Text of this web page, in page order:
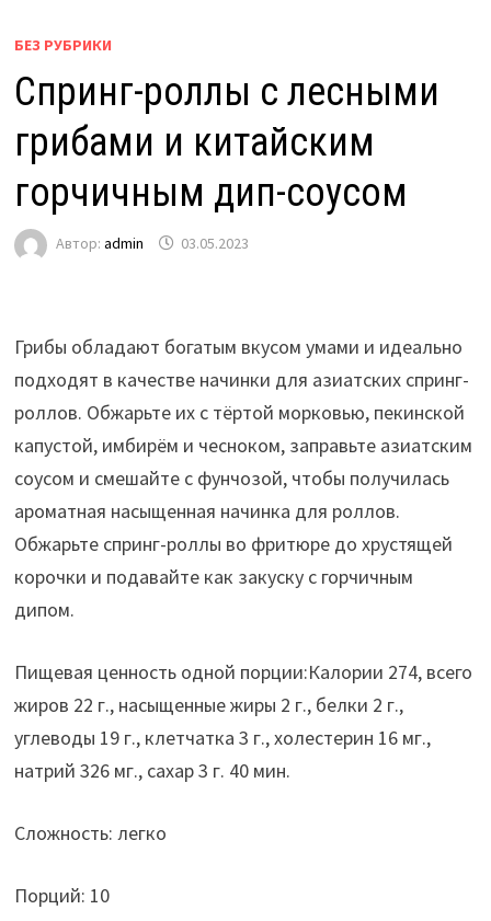
БЕЗ РУБРИКИ
Спринг-роллы с лесными
грибами и китайским
горчичным дип-соусом
Автор: admin 03.05.2023
Грибы обладают богатым вкусом умами и идеально
подходят в качестве начинки для азиатских спринг-
роллов. Обжарьте их с тёртой морковью, пекинской
капустой, имбирём и чесноком, заправьте азиатским
соусом и смешайте с фунчозой, чтобы получилась
ароматная насыщенная начинка для роллов.
Обжарьте спринг-роллы во фритюре до хрустящей
корочки и подавайте как закуску с горчичным
дипом.
Пищевая ценность одной порции:Калории 274, всего
жиров 22 г., насыщенные жиры 2 г., белки 2 г.,
углеводы 19 г., клетчатка 3 г., холестерин 16 мг.,
натрий 326 мг., сахар 3 г. 40 мин.
Сложность: легко
Порций: 10